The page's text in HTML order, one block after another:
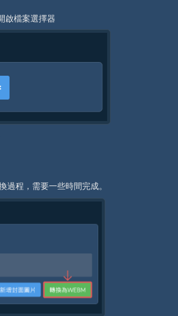
啟檔案選擇器
過程，需要一些時間完成。